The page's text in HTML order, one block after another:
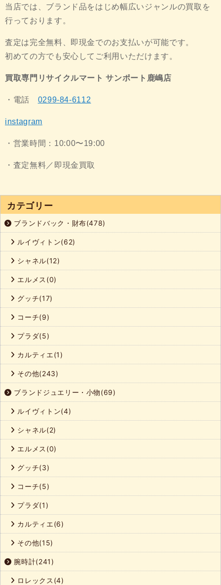
当店では、ブランド品をはじめ幅広いジャンルの買取を
行っております。
査定は完全無料、即現金でのお支払いが可能です。
初めての方でも安心してご利用いただけます。
買取専門リサイクルマート サンポート鹿嶋店
・電話 0299-84-6112
instagram
・営業時間：10:00〜19:00
・査定無料／即現金買取
カテゴリー
ブランドバック・財布(478)
ルイヴィトン(62)
シャネル(12)
エルメス(0)
グッチ(17)
コーチ(9)
プラダ(5)
カルティエ(1)
その他(243)
ブランドジュエリー・小物(69)
ルイヴィトン(4)
シャネル(2)
エルメス(0)
グッチ(3)
コーチ(5)
プラダ(1)
カルティエ(6)
その他(15)
腕時計(241)
ロレックス(4)